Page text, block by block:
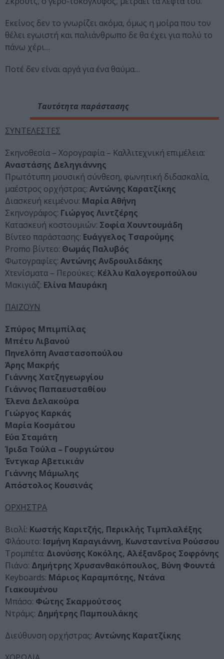
Εκείνος δεν το γνωρίζει ακόμα, όμως η μοίρα που τον
θέλει εγωιστή και παλιάνθρωπο δε θα έχει για πολύ το
πάνω χέρι…
Ποτέ δεν είναι αργά για ένα θαύμα…
Ταυτότητα παράστασης
ΣΥΝΤΕΛΕΣΤΕΣ
Σκηνοθεσία – Χορογραφία – Καλλιτεχνική επιμέλεια:
Αναστάσης Δεληγιάννης
Πρωτότυπη μουσική σύνθεση, φωνητική διδασκαλία,
μαέστρος ορχήστρας: Αντώνης Καρατζίκης
Διασκευή κειμένου: Μαρία Αθήνη
Σκηνογράφος: Γιώργος Λιντζέρης
Κατασκευή κοστουμιών: Σοφία Χουντουμάδη
Βίντεο παράστασης: Ευάγγελος Τσαρούμης
Promo βίντεο: Θωμάς Παλυβός
Φωτογραφίες: Αντώνης Ανδρουλιδάκης
Χτενίσματα – Περούκες: Κέλλυ Καλογεροπούλου
Μακιγιάζ: Ελίνα Μαυράκη
ΠΑΙΖΟΥΝ
Σπύρος Μπιμπίλας
Μπέτυ Λιβανού
Πηνελόπη Αναστασοπούλου
Άρης Μακρής
Γιάννης Χατζηγεωργίου
Γιάννος Παπαευσταθίου
Έλενα Δελακούρα
Γιώργος Καρκάς
Μαρία Κοσμάτου
Εύα Σταμάτη
Ίριδα Τούλα – Γουργιώτου
Έντγκαρ Αβετικιάν
Γιάννης Μάμωλης
Απόστολος Κουσινάς
ΟΡΧΗΣΤΡΑ
Βιολί: Κωστής Καριτζής, Περικλής Τιμπλαλέξης
Φλάουτο: Ισμήνη Καραγιάννη, Κωνσταντίνα Ρούσσου
Τρομπέτα: Διονύσης Κοκόλης, Αλέξανδρος Σοφρόνης
Πιάνο: Δημήτρης Χρυσανθακόπουλος, Βύνη Φουντά
Κeyboards: Μάριος Καραμπότης, Ντάνα
Γιακουμένου
Μπάσο: Φώτης Σκαρμούτσος
Ντράμς: Δημήτρης Παμπουλάκης
Διεύθυνση ορχήστρας: Αντώνης Καρατζίκης